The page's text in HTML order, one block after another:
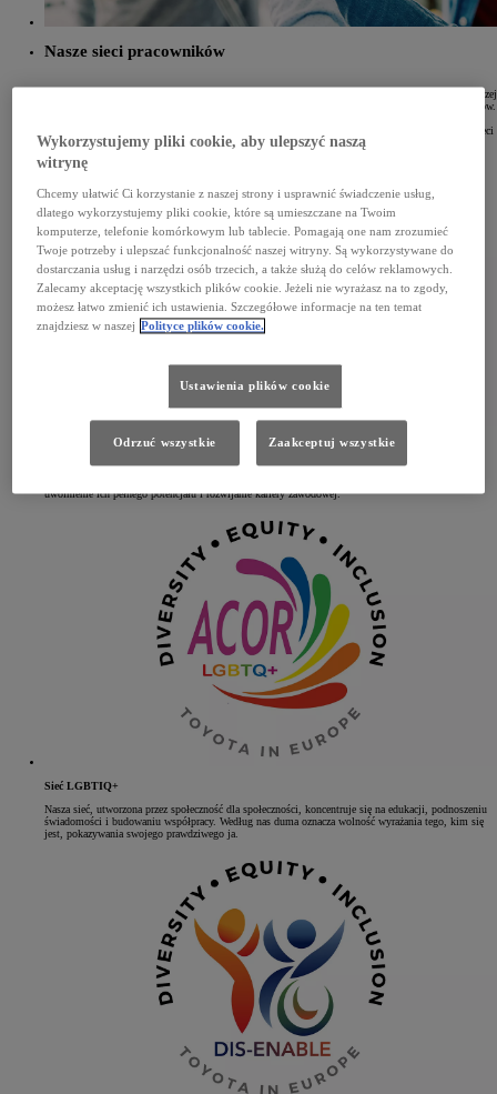
Nasze sieci pracowników
Uważne wsłuchiwanie się w głos naszej zróżnicowanej społeczności ma kluczowe znaczenie dla naszej
strategii. Ważnym czynnikiem i katalizatorem zmian są sieci prowadzone przez naszych pracowników.
podnoszą świadomość poprzez organizowanie imprez i działań oraz doradzają w zakresie DE&I. Sieci
te są otwarte dla każdego, kto chciałby się do nas przyłączyć, zostać wolontariuszem lub po prostu
sporadycznie okazywać swoje wsparcie.
Nasza grupa jest najdłużej istniejącą siecią reprezentującą obszary korporacyjne, inżynieryjne
uwolnienie ich pełnego potencjału i rozwijanie kariery zawodowej.
Sieć LGBTIQ+
Nasza sieć, utworzona przez społeczność dla społeczności, koncentruje się na edukacji, podnoszeniu
świadomości i budowaniu współpracy. Według nas duma oznacza wolność wyrażania tego, kim się
jest, pokazywania swojego prawdziwego ja.
Wykorzystujemy pliki cookie, aby ulepszyć naszą
witrynę
Chcemy ułatwić Ci korzystanie z naszej strony i usprawnić świadczenie usług,
dlatego wykorzystujemy pliki cookie, które są umieszczane na Twoim
komputerze, telefonie komórkowym lub tablecie. Pomagają one nam zrozumieć
Twoje potrzeby i ulepszać funkcjonalność naszej witryny. Są wykorzystywane do
dostarczania usług i narzędzi osób trzecich, a także służą do celów reklamowych.
Zalecamy akceptację wszystkich plików cookie. Jeżeli nie wyrażasz na to zgody,
możesz łatwo zmienić ich ustawienia. Szczegółowe informacje na ten temat
znajdziesz w naszej Polityce plików cookie.
Ustawienia plików cookie
Odrzuć wszystkie Zaakceptuj wszystkie